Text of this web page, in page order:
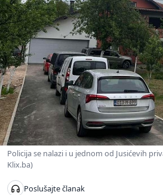
Policija se nalazi i u jednom od Jusićevih
Klix.ba)
Poslušajte članak